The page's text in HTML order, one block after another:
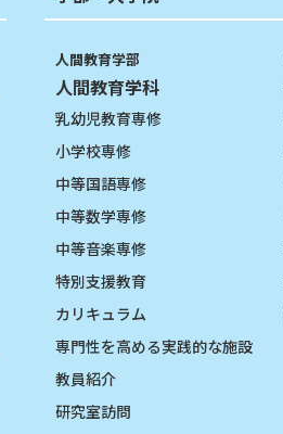
人間教育学部
人間教育学科
乳幼児教育専修
小学校専修
中等国語専修
中等数学専修
中等音楽専修
特別支援教育
カリキュラム
専門性を高める実践的な施設
教員紹介
研究室訪問